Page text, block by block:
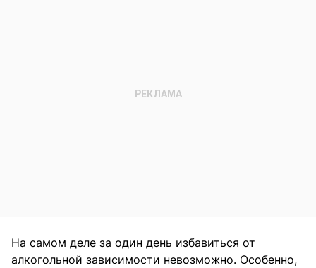
На самом деле за один день избавиться от
алкогольной зависимости невозможно. Особенно,